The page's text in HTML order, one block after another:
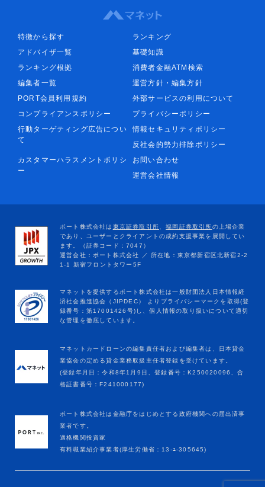
特徴から探す
ランキング
アドバイザ一覧
基礎知識
ランキング根拠
消費者金融ATM検索
編集者一覧
運営方針・編集方針
PORT会員利用規約
外部サービスの利用について
コンプライアンスポリシー
プライバシーポリシー
行動ターゲティング広告につい
て
情報セキュリティポリシー
反社会的勢力排除ポリシー
カスタマーハラスメントポリシ
ー
お問い合わせ
運営会社情報
マネットカードローンの編集責任者および編集者は、日本貸金
業協会の定める貸金業務取扱主任者登録を受けています。
(登録年月日：令和8年1月9日、登録番号：K250020096、合
格証書番号：F241000177)
ポート株式会社は金融庁をはじめとする政府機関への届出済事
業者です。
適格機関投資家
有料職業紹介事業者(厚生労働省：13-ﾕ-305645)